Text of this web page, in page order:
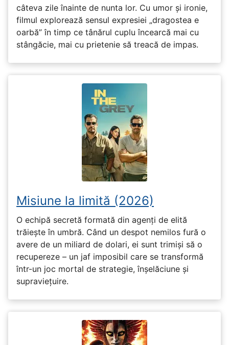
câteva zile înainte de nunta lor. Cu umor și ironie,
filmul explorează sensul expresiei „dragostea e
oarbă” în timp ce tânărul cuplu încearcă mai cu
stângăcie, mai cu prietenie să treacă de impas.
Misiune la limită (2026)
O echipă secretă formată din agenți de elită
trăiește în umbră. Când un despot nemilos fură o
avere de un miliard de dolari, ei sunt trimiși să o
recupereze – un jaf imposibil care se transformă
într-un joc mortal de strategie, înșelăciune și
supraviețuire.